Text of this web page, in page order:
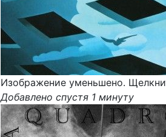
Изображение уменьшено.
Добавлено спустя 1 минуту